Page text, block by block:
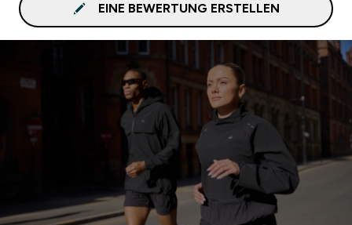
EINE BEWERTUNG ERSTELLEN